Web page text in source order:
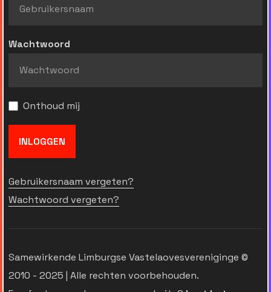
Wachtwoord
Onthoud mij
INLOGGEN
Gebruikersnaam vergeten?
Wachtwoord vergeten?
Samewirkende Limburgse Vastelaovesvereniginge ©
2010 - 2025 | Alle rechten voorbehouden.